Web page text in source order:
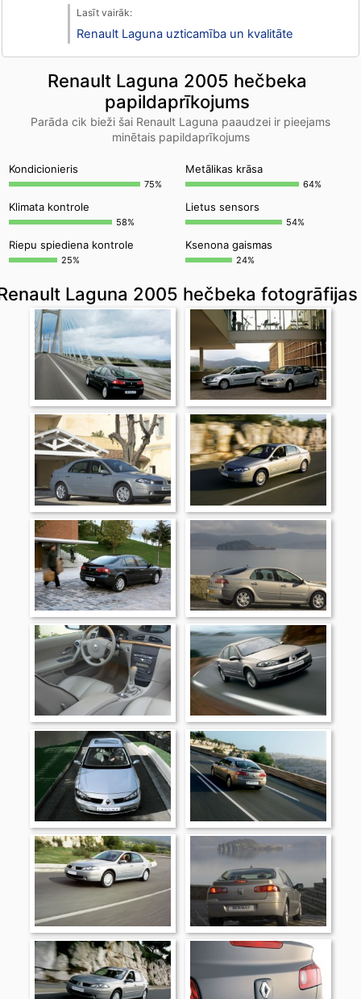
Renault Laguna uzticamība un kvalitāte
Renault Laguna 2005 hečbeka
papildaprīkojums
Parāda cik bieži šai Renault Laguna paaudzei ir pieejams
minētais papildaprīkojums
Kondicionieris
75%
Metālikas krāsa
64%
Klimata kontrole
58%
Lietus sensors
54%
Riepu spiediena kontrole
25%
Ksenona gaismas
24%
Laguna 2005 hečbeka fotogrāfijas